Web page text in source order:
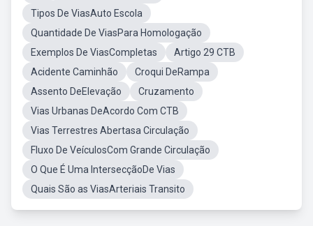
Tipos De ViasAuto Escola
Quantidade De ViasPara Homologação
Exemplos De ViasCompletas
Artigo 29 CTB
Acidente Caminhão
Croqui DeRampa
Assento DeElevação
Cruzamento
Vias Urbanas DeAcordo Com CTB
Vias Terrestres Abertasa Circulação
Fluxo De VeículosCom Grande Circulação
O Que É Uma IntersecçãoDe Vias
Quais São as ViasArteriais Transito